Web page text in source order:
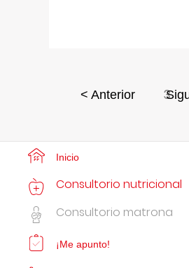
< Anterior 3
Inicio
Consultorio nutricional
Consultorio matrona
¡Me apunto!